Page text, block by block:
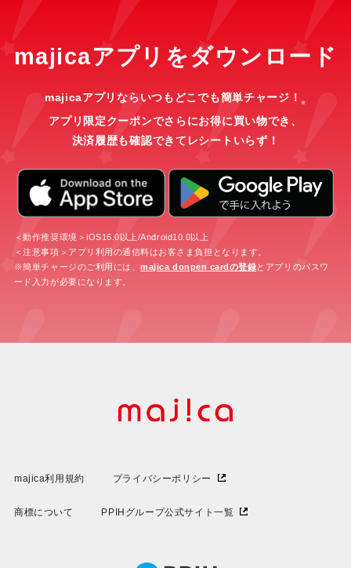
majicaアプリをダウンロード
majicaアプリならいつもどこでも簡単チャージ！ ※
アプリ限定クーポンでさらにお得に買い物でき、
決済履歴も確認できてレシートいらず！
＜動作推奨環境＞iOS16.0以上/Android10.0以上
＜注意事項＞アプリ利用の通信料はお客さま負担となります。
※簡単チャージのご利用には、majica donpen cardの登録とアプリのパスワ
ード入力が必要になります。
majica利用規約 プライバシーポリシー
商標について PPIHグループ公式サイト一覧